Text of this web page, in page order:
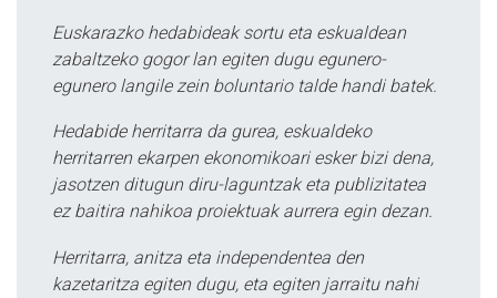
Euskarazko hedabideak sortu eta eskualdean
zabaltzeko gogor lan egiten dugu egunero-
egunero langile zein boluntario talde handi batek.
Hedabide herritarra da gurea, eskualdeko
herritarren ekarpen ekonomikoari esker bizi dena,
jasotzen ditugun diru-laguntzak eta publizitatea
ez baitira nahikoa proiektuak aurrera egin dezan.
Herritarra, anitza eta independentea den
kazetaritza egiten dugu, eta egiten jarraitu nahi